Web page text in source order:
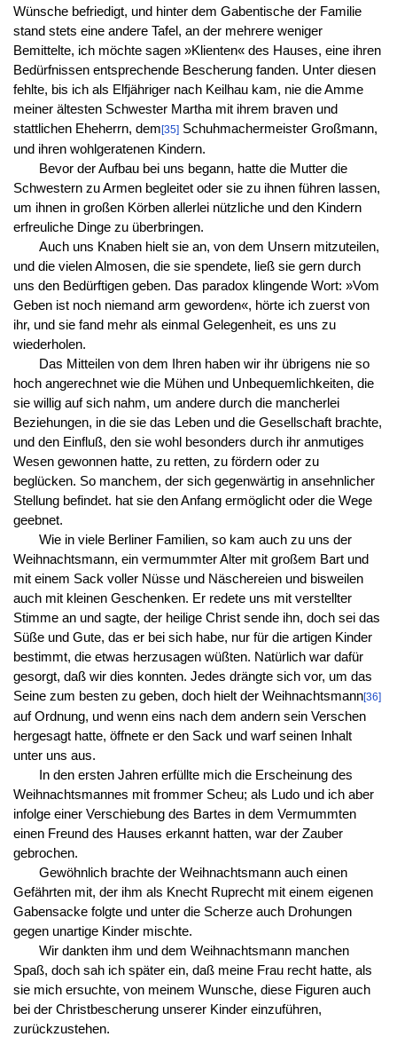
Wünsche befriedigt, und hinter dem Gabentische der Familie
stand stets eine andere Tafel, an der mehrere weniger
Bemittelte, ich möchte sagen »Klienten« des Hauses, eine ihren
Bedürfnissen entsprechende Bescherung fanden. Unter diesen
fehlte, bis ich als Elfjähriger nach Keilhau kam, nie die Amme
meiner ältesten Schwester Martha mit ihrem braven und
stattlichen Eheherrn, dem[35]Schuhmachermeister Großmann,
und ihren wohlgeratenen Kindern.
Bevor der Aufbau bei uns begann, hatte die Mutter die
Schwestern zu Armen begleitet oder sie zu ihnen führen lassen,
um ihnen in großen Körben allerlei nützliche und den Kindern
erfreuliche Dinge zu überbringen.
Auch uns Knaben hielt sie an, von dem Unsern mitzuteilen,
und die vielen Almosen, die sie spendete, ließ sie gern durch
uns den Bedürftigen geben. Das paradox klingende Wort: »Vom
Geben ist noch niemand arm geworden«, hörte ich zuerst von
ihr, und sie fand mehr als einmal Gelegenheit, es uns zu
wiederholen.
Das Mitteilen von dem Ihren haben wir ihr übrigens nie so
hoch angerechnet wie die Mühen und Unbequemlichkeiten, die
sie willig auf sich nahm, um andere durch die mancherlei
Beziehungen, in die sie das Leben und die Gesellschaft brachte,
und den Einfluß, den sie wohl besonders durch ihr anmutiges
Wesen gewonnen hatte, zu retten, zu fördern oder zu
beglücken. So manchem, der sich gegenwärtig in ansehnlicher
Stellung befindet. hat sie den Anfang ermöglicht oder die Wege
geebnet.
Wie in viele Berliner Familien, so kam auch zu uns der
Weihnachtsmann, ein vermummter Alter mit großem Bart und
mit einem Sack voller Nüsse und Näschereien und bisweilen
auch mit kleinen Geschenken. Er redete uns mit verstellter
Stimme an und sagte, der heilige Christ sende ihn, doch sei das
Süße und Gute, das er bei sich habe, nur für die artigen Kinder
bestimmt, die etwas herzusagen wüßten. Natürlich war dafür
gesorgt, daß wir dies konnten. Jedes drängte sich vor, um das
Seine zum besten zu geben, doch hielt der Weihnachtsmann[36]
auf Ordnung, und wenn eins nach dem andern sein Verschen
hergesagt hatte, öffnete er den Sack und warf seinen Inhalt
unter uns aus.
In den ersten Jahren erfüllte mich die Erscheinung des
Weihnachtsmannes mit frommer Scheu; als Ludo und ich aber
infolge einer Verschiebung des Bartes in dem Vermummten
einen Freund des Hauses erkannt hatten, war der Zauber
gebrochen.
Gewöhnlich brachte der Weihnachtsmann auch einen
Gefährten mit, der ihm als Knecht Ruprecht mit einem eigenen
Gabensacke folgte und unter die Scherze auch Drohungen
gegen unartige Kinder mischte.
Wir dankten ihm und dem Weihnachtsmann manchen
Spaß, doch sah ich später ein, daß meine Frau recht hatte, als
sie mich ersuchte, von meinem Wunsche, diese Figuren auch
bei der Christbescherung unserer Kinder einzuführen,
zurückzustehen.